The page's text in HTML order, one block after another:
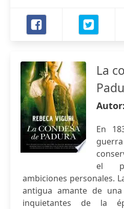
La
Autor:
En
el
ambiciones personales.
antigua amante de
inquietantes de la